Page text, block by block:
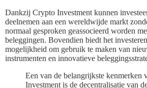
Dankzij Crypto Investment kunnen
deelnemen aan een wereldwijde markt
normaal gesproken geassocieerd worden
beleggingen. Bovendien biedt het
mogelijkheid om gebruik te maken van
instrumenten en innovatieve
Een van de belangrijkste kenmerken
Investment is de decentralisatie van